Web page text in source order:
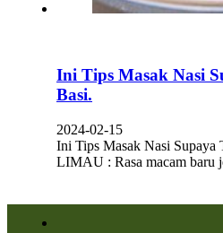
Ini Tips Masak Nasi
Basi.
2024-02-15
Ini Tips Masak Nasi Supaya
LIMAU : Rasa macam baru